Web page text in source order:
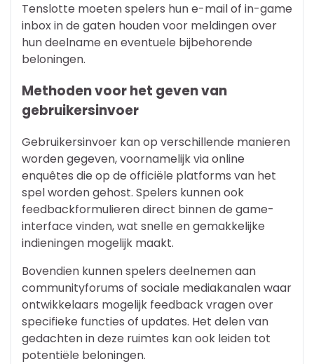
Tenslotte moeten spelers hun e-mail of in-game
inbox in de gaten houden voor meldingen over
hun deelname en eventuele bijbehorende
beloningen.
Methoden voor het geven van
gebruikersinvoer
Gebruikersinvoer kan op verschillende manieren
worden gegeven, voornamelijk via online
enquêtes die op de officiële platforms van het
spel worden gehost. Spelers kunnen ook
feedbackformulieren direct binnen de game-
interface vinden, wat snelle en gemakkelijke
indieningen mogelijk maakt.
Bovendien kunnen spelers deelnemen aan
communityforums of sociale mediakanalen waar
ontwikkelaars mogelijk feedback vragen over
specifieke functies of updates. Het delen van
gedachten in deze ruimtes kan ook leiden tot
potentiële beloningen.